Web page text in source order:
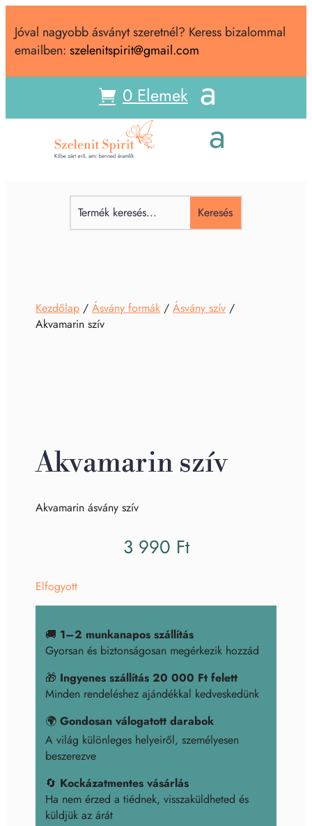
Jóval nagyobb ásványt szeretnél? Keress bizalommal
emailben: szelenitspirit@gmail.com
0 Elemek
Kezdőlap /Ásvány formák /Ásvány szív /
Akvamarin szív
Akvamarin szív
Akvamarin ásvány szív
3 990 Ft
Elfogyott
🚚 1–2 munkanapos szállítás
Gyorsan és biztonságosan megérkezik hozzád
🎁 Ingyenes szállítás 20 000 Ft felett
Minden rendeléshez ajándékkal kedveskedünk
🌍Gondosan válogatott darabok
A világ különleges helyeiről, személyesen
beszerezve
🔄 Kockázatmentes vásárlás
Ha nem érzed a tiédnek, visszaküldheted és
küldjük az árát